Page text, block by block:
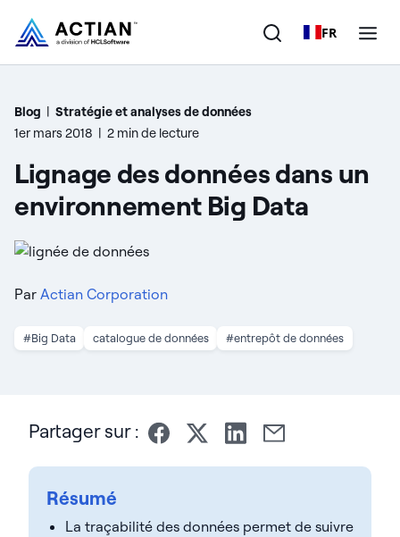
FR
Produits
Clients
Entreprise
Blog | Stratégie et analyses de données
1er mars 2018 | 2 min de lecture
Lignage des données dans un
environnement Big Data
Par Actian Corporation
#Big Data catalogue de données #entrepôt de données
Partager sur :
Résumé
La traçabilité des données permet de suivre